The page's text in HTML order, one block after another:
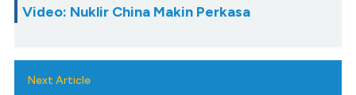
Video: Nuklir China Makin Perkasa
Next Article